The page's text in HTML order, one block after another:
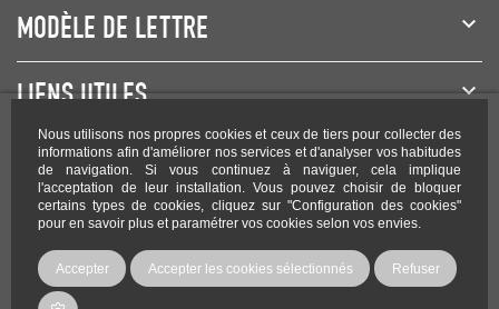
Nous utilisons nos propres cookies et ceux de tiers pour collecter des
informations afin d'améliorer nos services et d'analyser vos habitudes
de navigation. Si vous continuez à naviguer, cela implique
l'acceptation de leur installation. Vous pouvez choisir de bloquer
certains types de cookies, cliquez sur "Configuration des cookies"
pour en savoir plus et paramétrer vos cookies selon vos envies.
Accepter Accepter les cookies sélectionnés Refuser
MODÈLE DE LETTRE
LIENS UTILES
NEWSLETTER